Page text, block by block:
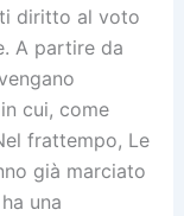
diritto al voto
A partire da
cui, come
frattempo, Le
già marciato
una